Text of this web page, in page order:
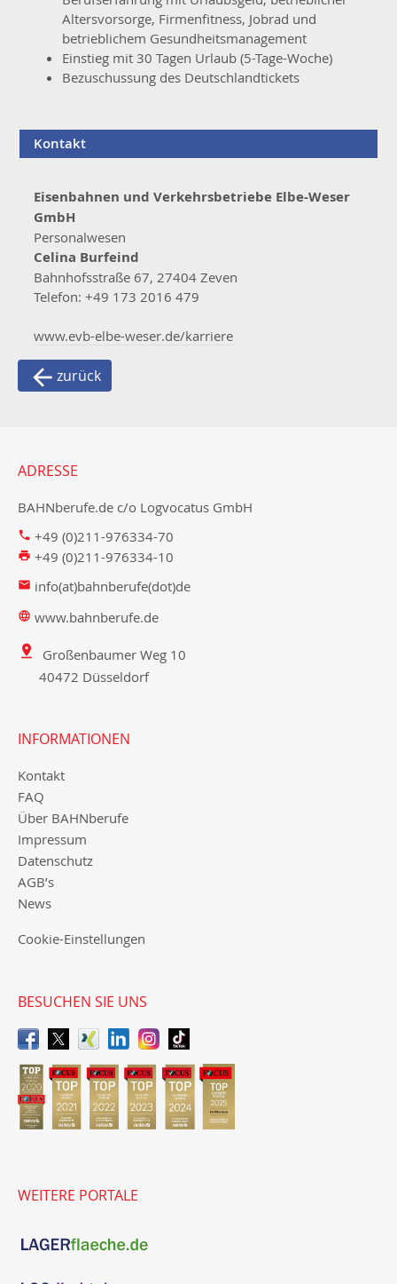
Altersvorsorge, Firmenfitness, Jobrad und
betrieblichem Gesundheitsmanagement
Einstieg mit 30 Tagen Urlaub (5-Tage-Woche)
Bezuschussung des Deutschlandtickets
Kontakt
Eisenbahnen und Verkehrsbetriebe Elbe-Weser
GmbH
Personalwesen
Celina Burfeind
Bahnhofsstraße 67, 27404 Zeven
Telefon: +49 173 2016 479
www.evb-elbe-weser.de/karriere
zurück
ADRESSE
BAHNberufe.de c/o Logvocatus GmbH
+49 (0)211-976334-70
+49 (0)211-976334-10
info(at)bahnberufe(dot)de
www.bahnberufe.de
Großenbaumer Weg 10
40472 Düsseldorf
INFORMATIONEN
Kontakt
FAQ
Über BAHNberufe
Impressum
Datenschutz
AGB’s
News
Cookie-Einstellungen
BESUCHEN SIE UNS
WEITERE PORTALE